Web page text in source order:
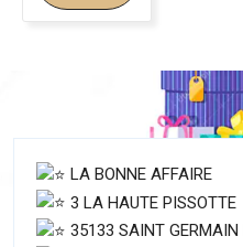
LA BONNE AFFAIRE
3 LA HAUTE PISSOTTE
35133 SAINT GERMAIN